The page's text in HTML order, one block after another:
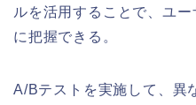
ルを活用することで、ユ
に把握できる。
A/Bテストを実施して、異